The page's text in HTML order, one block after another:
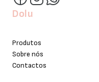
Dolu
Produtos
Sobre nós
Contactos